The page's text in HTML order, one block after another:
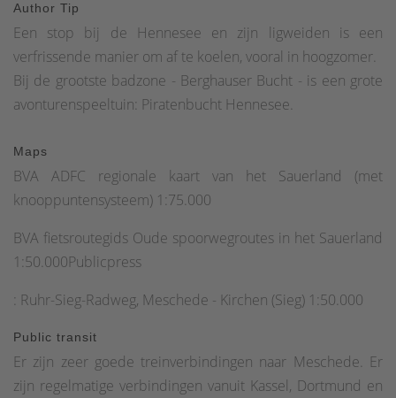
Author Tip
Een stop bij de Hennesee en zijn ligweiden is een
verfrissende manier om af te koelen, vooral in hoogzomer.
Bij de grootste badzone - Berghauser Bucht - is een grote
avonturenspeeltuin: Piratenbucht Hennesee.
Maps
BVA ADFC regionale kaart van het Sauerland (met
knooppuntensysteem) 1:75.000
BVA fietsroutegids Oude spoorwegroutes in het Sauerland
1:50.000Publicpress
: Ruhr-Sieg-Radweg, Meschede - Kirchen (Sieg) 1:50.000
Public transit
Er zijn zeer goede treinverbindingen naar Meschede. Er
zijn regelmatige verbindingen vanuit Kassel, Dortmund en